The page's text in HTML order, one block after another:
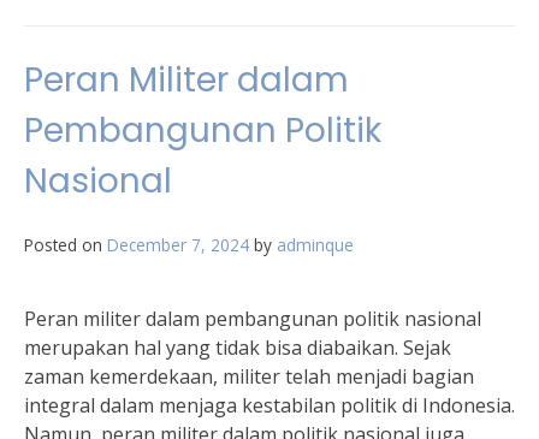
Peran Militer dalam
Pembangunan Politik
Nasional
Posted on December 7, 2024 by adminque
Peran militer dalam pembangunan politik nasional
merupakan hal yang tidak bisa diabaikan. Sejak
zaman kemerdekaan, militer telah menjadi bagian
integral dalam menjaga kestabilan politik di Indonesia.